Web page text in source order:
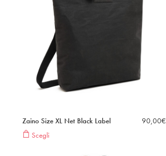
Zaino Size XL Net Black Label
Scegli
90,00€